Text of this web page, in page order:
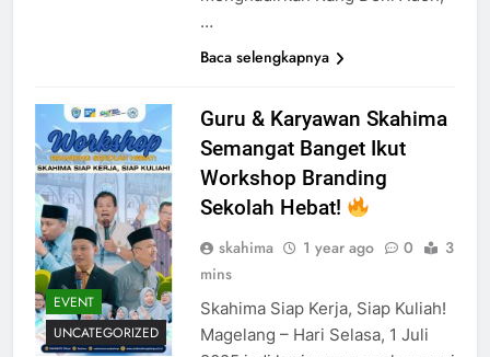
…
Baca selengkapnya
EVENT
UNCATEGORIZED
Guru & Karyawan Skahima
Semangat Banget Ikut
Workshop Branding
Sekolah Hebat!
skahima 1 year ago 0
3
mins
Skahima Siap Kerja, Siap Kuliah!
Magelang – Hari Selasa, 1 Juli